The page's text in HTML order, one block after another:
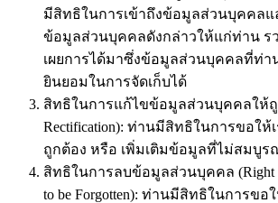
มีสิทธิในการเข้าถึงข้อมูลส่วนบุคคลแ
ข้อมูลส่วนบุคคลดังกล่าวให้แก่ท่าน รว
เผยการได้มาซึ่งข้อมูลส่วนบุคคลที่ท่า
ยินยอมในการจัดเก็บได้
สิทธิในการแก้ไขข้อมูลส่วนบุคคลให้ถู
Rectification): ท่านมีสิทธิในการขอใ
ถูกต้อง หรือ เพิ่มเติมข้อมูลที่ไม่สมบูร
สิทธิในการลบข้อมูลส่วนบุคคล (Right
to be Forgotten): ท่านมีสิทธิในการขอ